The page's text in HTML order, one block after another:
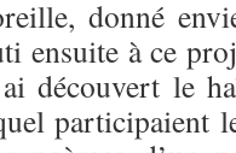
donné
ensuite à ce
découvert le
participaient